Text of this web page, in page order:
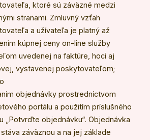
ktoré sú záväzné medzi
stranami. Zmluvný vzťah
a užívateľa je platný až
kúpnej ceny on-line služby
uvedenej na faktúre, hoci aj
vystavenej poskytovateľom;
objednávky prostredníctvom
portálu a použitím príslušného
„Potvrďte objednávku“. Objednávka
záväznou a na jej základe